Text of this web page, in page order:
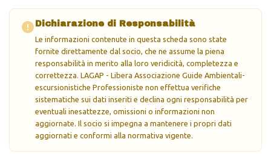
Dichiarazione di Responsabilità
Le informazioni contenute in questa scheda sono state
fornite direttamente dal socio, che ne assume la piena
responsabilità in merito alla loro veridicità, completezza e
correttezza. LAGAP - Libera Associazione Guide Ambientali-
escursionistiche Professioniste non effettua verifiche
sistematiche sui dati inseriti e declina ogni responsabilità per
eventuali inesattezze, omissioni o informazioni non
aggiornate. Il socio si impegna a mantenere i propri dati
aggiornati e conformi alla normativa vigente.